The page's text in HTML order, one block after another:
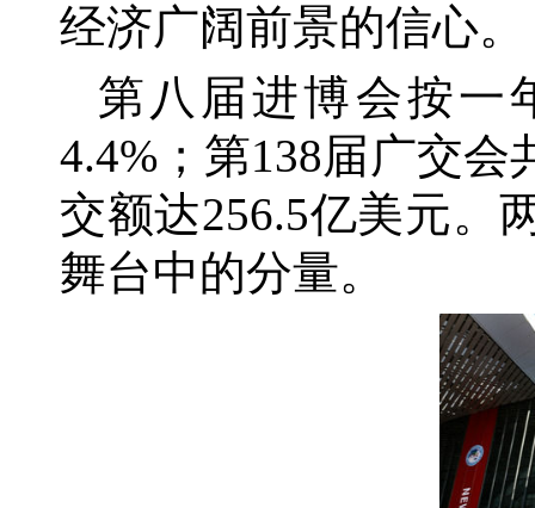
经济广阔前景的信心。
第八届进博会按一
4.4%；第138届广交
交额达256.5亿美元。
舞台中的分量。